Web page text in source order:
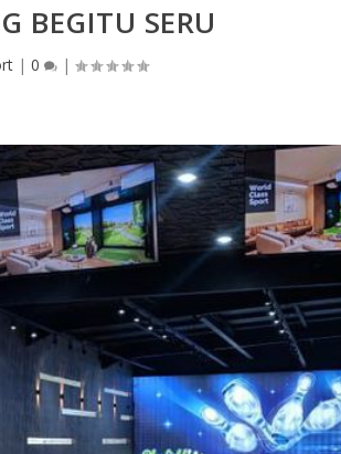
BEGITU SERU
|0 |